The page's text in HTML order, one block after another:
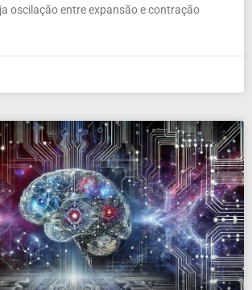
oscilação entre expansão e contração